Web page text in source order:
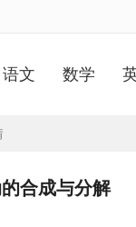
语文 数学
合成与分解